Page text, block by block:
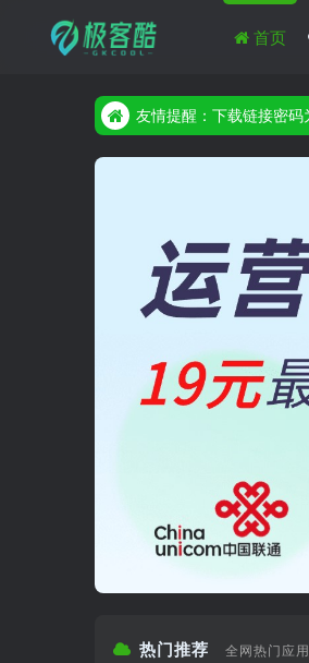
首页
友情提醒：下载链接密
友情提醒：下载链接密码
热门推荐 全网热门应用